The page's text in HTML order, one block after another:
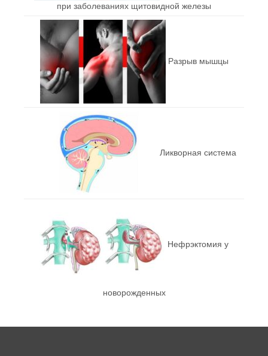
при заболеваниях щитовидной железы
Разрыв мышцы
Ликворная система
Нефрэктомия у
новорожденных